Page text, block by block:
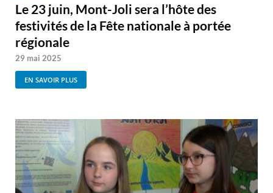
Le 23 juin, Mont-Joli sera l’hôte des
festivités de la Fête nationale à portée
régionale
29 mai 2025
EN SAVOIR PLUS